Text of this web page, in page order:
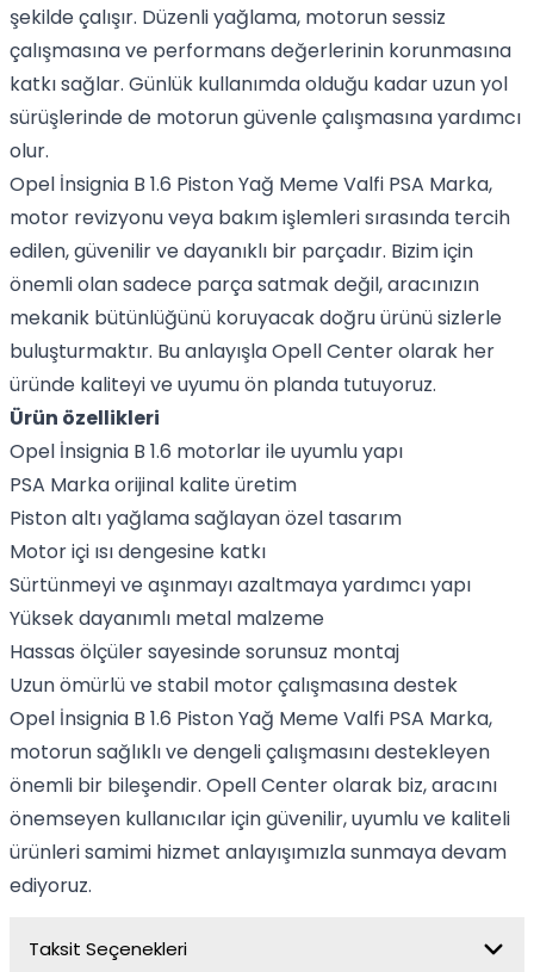
şekilde çalışır. Düzenli yağlama, motorun sessiz
çalışmasına ve performans değerlerinin korunmasına
katkı sağlar. Günlük kullanımda olduğu kadar uzun yol
sürüşlerinde de motorun güvenle çalışmasına yardımcı
olur.
Opel İnsignia B 1.6 Piston Yağ Meme Valfi PSA Marka,
motor revizyonu veya bakım işlemleri sırasında tercih
edilen, güvenilir ve dayanıklı bir parçadır. Bizim için
önemli olan sadece parça satmak değil, aracınızın
mekanik bütünlüğünü koruyacak doğru ürünü sizlerle
buluşturmaktır. Bu anlayışla Opell Center olarak her
üründe kaliteyi ve uyumu ön planda tutuyoruz.
Ürün özellikleri
Opel İnsignia B 1.6 motorlar ile uyumlu yapı
PSA Marka orijinal kalite üretim
Piston altı yağlama sağlayan özel tasarım
Motor içi ısı dengesine katkı
Sürtünmeyi ve aşınmayı azaltmaya yardımcı yapı
Yüksek dayanımlı metal malzeme
Hassas ölçüler sayesinde sorunsuz montaj
Uzun ömürlü ve stabil motor çalışmasına destek
Opel İnsignia B 1.6 Piston Yağ Meme Valfi PSA Marka,
motorun sağlıklı ve dengeli çalışmasını destekleyen
önemli bir bileşendir. Opell Center olarak biz, aracını
önemseyen kullanıcılar için güvenilir, uyumlu ve kaliteli
ürünleri samimi hizmet anlayışımızla sunmaya devam
ediyoruz.
Taksit Seçenekleri